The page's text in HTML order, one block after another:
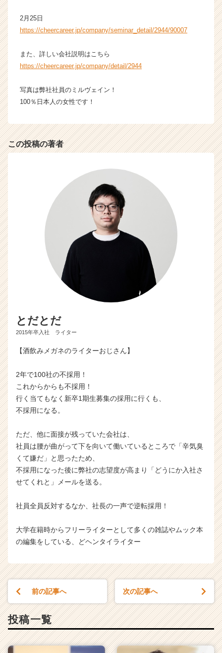
2月25日
https://cheercareer.jp/company/seminar_detail/2944/90007
また、詳しい会社説明はこちら
https://cheercareer.jp/company/detail/2944
写真は弊社社員のミルヴェイン！
100％日本人の女性です！
この投稿の著者
とだとだ
2015年卒入社 ライター
【酒飲みメガネのライターおじさん】
2年で100社の不採用！
これからからも不採用！
行く当てもなく新卒1期生募集の採用に行くも、
不採用になる。
ただ、他に面接が残っていた会社は、
社員は腰が曲がって下を向いて働いているところで「辛気臭
くて嫌だ」と思ったため、
不採用になった後に弊社の志望度が高まり「どうにか入社さ
せてくれと」メールを送る。
社員全員反対するなか、社長の一声で逆転採用！
大学在籍時からフリーライターとして多くの雑誌やムック本
の編集をしている、どヘンタイライター
前の記事へ 次の記事へ
投稿一覧